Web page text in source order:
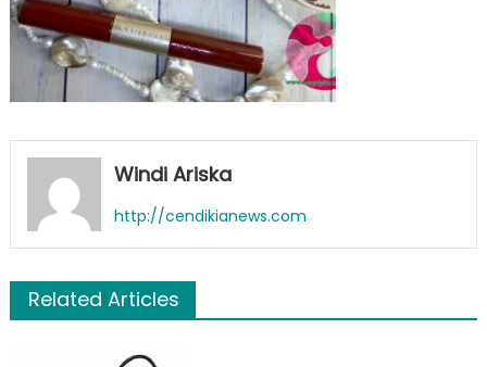
Windi Ariska
http://cendikianews.com
Related Articles